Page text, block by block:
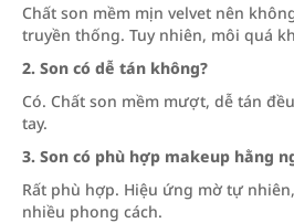
Chất son mềm mịn velvet nên
truyền thống. Tuy nhiên, môi quá
2. Son có dễ tán không?
Có. Chất son mềm mượt, dễ tán
tay.
3. Son có phù hợp makeup hằng
Rất phù hợp. Hiệu ứng mờ tự
nhiều phong cách.